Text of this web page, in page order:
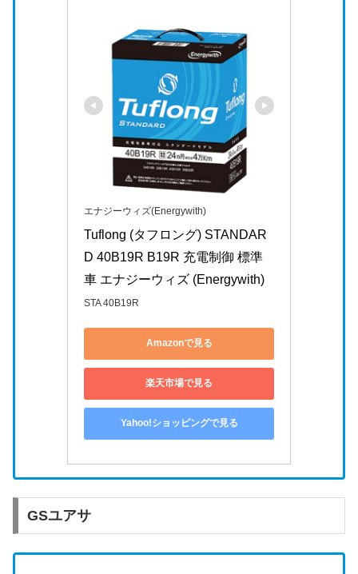
エナジーウィズ(Energywith)
Tuflong (タフロング) STANDAR
D 40B19R B19R 充電制御 標準
車 エナジーウィズ (Energywith)
STA 40B19R
Amazonで見る
楽天市場で見る
Yahoo!ショッピングで見る
GSユアサ